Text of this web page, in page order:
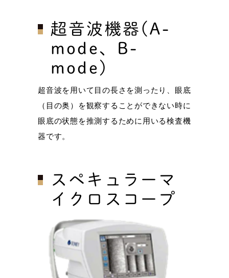
超音波機器(A-
mode、B-
mode)
超音波を用いて目の長さを測ったり、眼底
（目の奥）を観察することができない時に
眼底の状態を推測するために用いる検査機
器です。
スペキュラーマ
イクロスコープ